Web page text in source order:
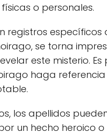
o personales.
registros específicos
se torna
este misterio.
haga
los apellidos
un hecho heroico